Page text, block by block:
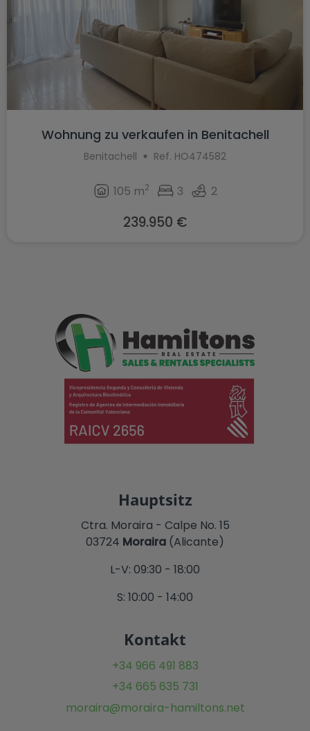
Wohnung zu verkaufen in Benitachell
Benitachell Ref. HO474582
105 m2 3 2
239.950 €
Hauptsitz
Ctra. Moraira - Calpe No. 15
03724 Moraira (Alicante)
L-V: 09:30 - 18:00
S: 10:00 - 14:00
Kontakt
+34 966 491 883
+34 665 635 731
moraira@moraira-hamiltons.net